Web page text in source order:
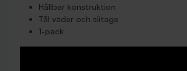
Hållbar konstruktion
Tål väder och slitage
1-pack